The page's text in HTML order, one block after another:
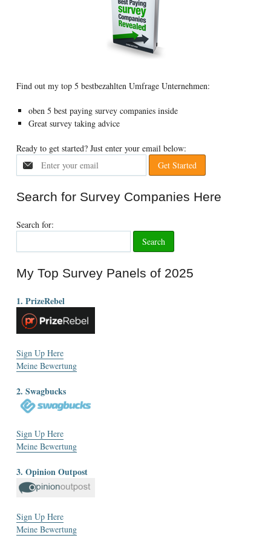
Find out my top 5 bestbezahlten Umfrage Unternehmen:
oben 5 best paying survey companies inside
Great survey taking advice
Ready to get started? Just enter your email below:
Search for Survey Companies Here
Search for:
My Top Survey Panels of 2025
1. PrizeRebel
Sign Up Here
Meine Bewertung
2. Swagbucks
Sign Up Here
Meine Bewertung
3. Opinion Outpost
Sign Up Here
Meine Bewertung